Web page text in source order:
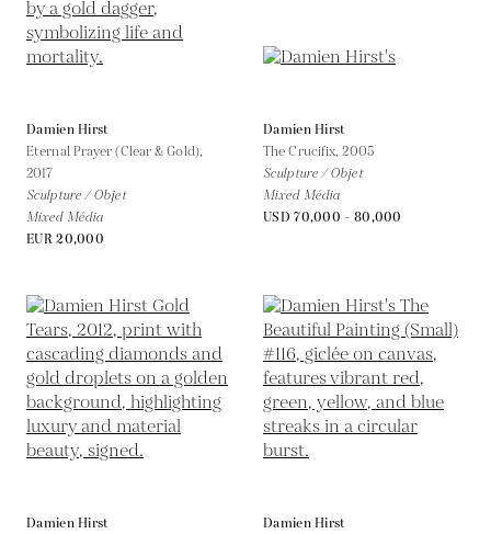
Damien Hirst
Eternal Prayer (Clear & Gold),
2017
Sculpture / Objet
Mixed Média
EUR 20,000
Damien Hirst
The Crucifix,2005
Sculpture / Objet
Mixed Média
USD 70,000 - 80,000
Damien Hirst
Damien Hirst